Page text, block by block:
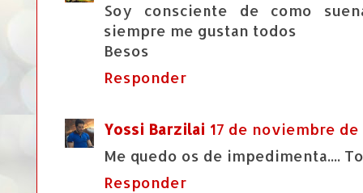
Soy consciente de como
siempre me gustan todos
Besos
Responder
Yossi Barzilai 17 de noviembre de
Me quedo os de impedimenta....
Responder